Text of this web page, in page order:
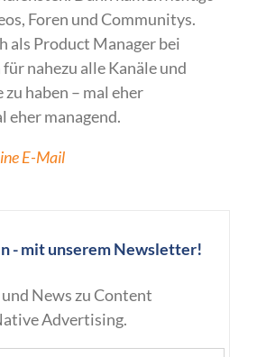
Foren und Communitys.
als Product Manager bei
nahezu alle Kanäle und
haben – mal eher
eher managend.
E-Mail
- mit unserem Newsletter!
News zu Content
Advertising.